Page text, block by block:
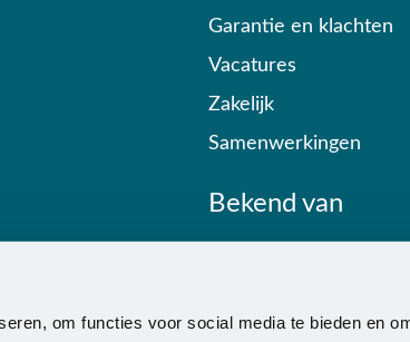
om functies voor social media te bieden en
Garantie en klachten
Vacatures
Zakelijk
Samenwerkingen
Bekend van